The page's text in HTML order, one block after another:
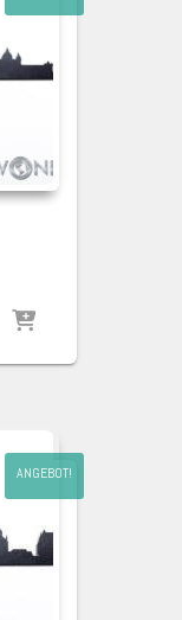
ANGEBOT!